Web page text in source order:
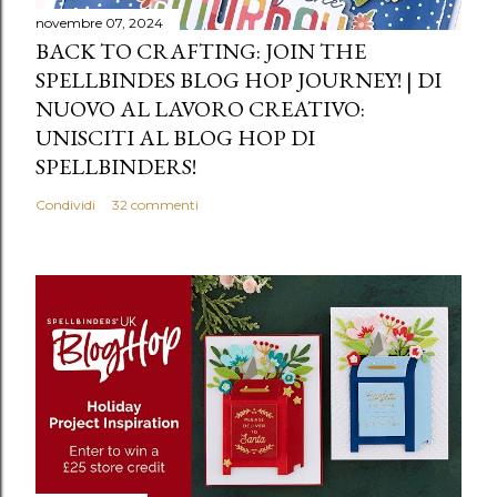
novembre 07, 2024
BACK TO CRAFTING: JOIN THE
SPELLBINDES BLOG HOP JOURNEY! | DI
NUOVO AL LAVORO CREATIVO:
UNISCITI AL BLOG HOP DI
SPELLBINDERS!
Condividi 32 commenti